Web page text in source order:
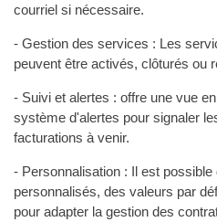
courriel si nécessaire.
- Gestion des services : Les
peuvent être activés, clôturés ou
- Suivi et alertes : offre une vue
système d'alertes pour signaler
facturations à venir.
- Personnalisation : Il est
personnalisés, des valeurs par
pour adapter la gestion des